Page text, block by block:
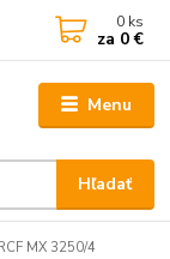
Menu
Hľadať
0 ks
za 0 €
MX 3250/4